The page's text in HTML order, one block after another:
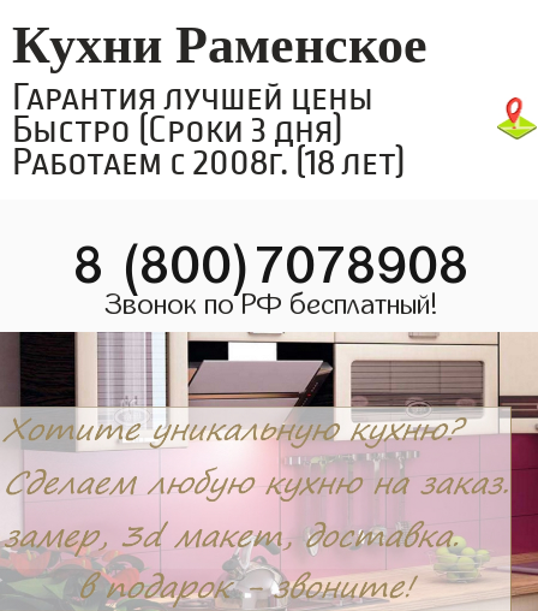
Кухни Раменское
Гарантия лучшей цены
Быстро (Сроки 3 дня)
Работаем с 2008г. (18 лет)
8 (800)7078908
Звонок по РФ бесплатный!